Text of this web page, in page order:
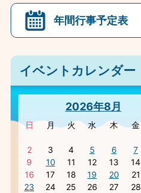
年間行事予定表
イベントカレンダー
2026年8月
日 月 火 水 木 金
2
3 4 5 6 7
9
10 11 12 13 14
16
17 18 19 20 21
23
24 25 26 27 28